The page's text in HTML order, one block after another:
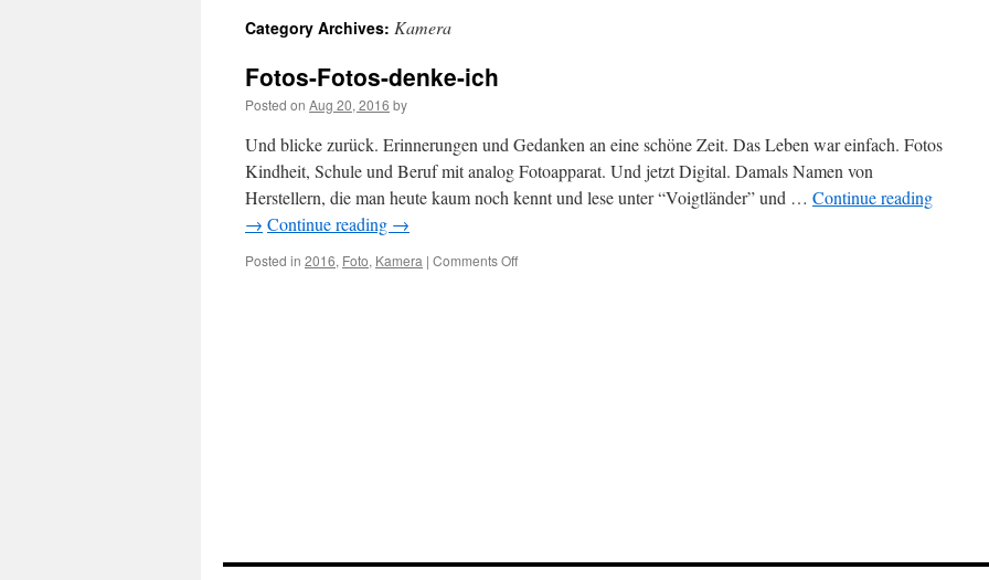
Category Archives: Kamera
Fotos-Fotos-denke-ich
Posted on Aug 20, 2016 by
Und blicke zurück. Erinnerungen und Gedanken an eine schöne Zeit. Das Leben war einfach. Fotos
Kindheit, Schule und Beruf mit analog Fotoapparat. Und jetzt Digital. Damals Namen von
Herstellern, die man heute kaum noch kennt und lese unter “Voigtländer” und … Continue reading
→ Continue reading →
Posted in 2016, Foto, Kamera | Comments Off